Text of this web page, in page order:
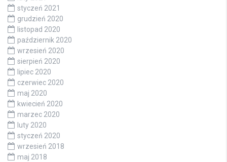
styczeń 2021
grudzień 2020
listopad 2020
październik 2020
wrzesień 2020
sierpień 2020
lipiec 2020
czerwiec 2020
maj 2020
kwiecień 2020
marzec 2020
luty 2020
styczeń 2020
wrzesień 2018
maj 2018